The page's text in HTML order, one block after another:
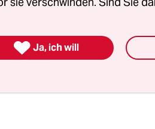
 Ja, ich will